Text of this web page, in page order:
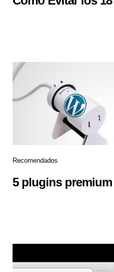
Recomendados
5 plugins